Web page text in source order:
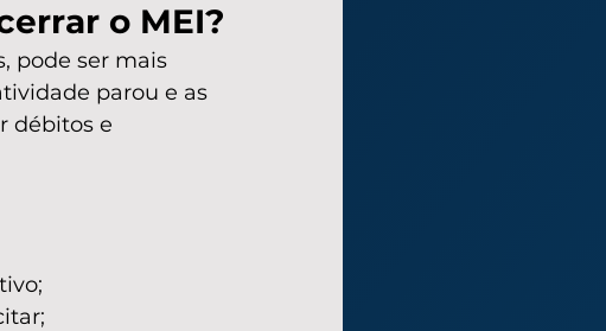
o MEI?
pode ser mais
parou e as
débitos e